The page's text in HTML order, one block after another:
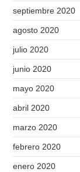
septiembre 2020
agosto 2020
julio 2020
junio 2020
mayo 2020
abril 2020
marzo 2020
febrero 2020
enero 2020